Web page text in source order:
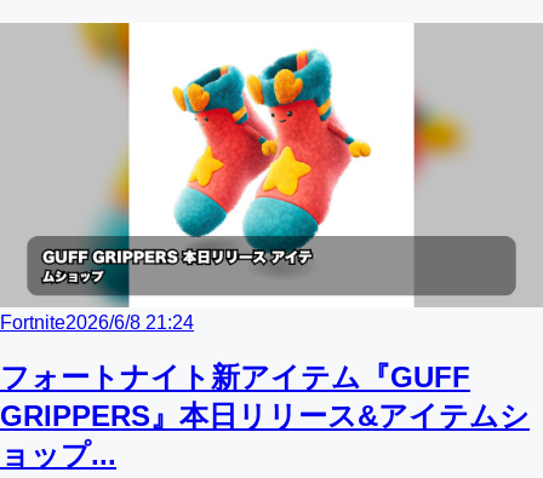
Fortnite2026/6/8 21:24
フォートナイト新アイテム『GUFF
GRIPPERS』本日リリース&アイテムシ
ョップ...